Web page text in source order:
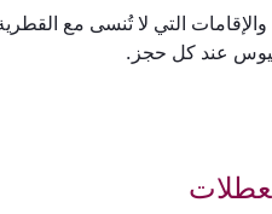
والإقامات التي لا تُنسى مع
أفيوس عند كل حجز.